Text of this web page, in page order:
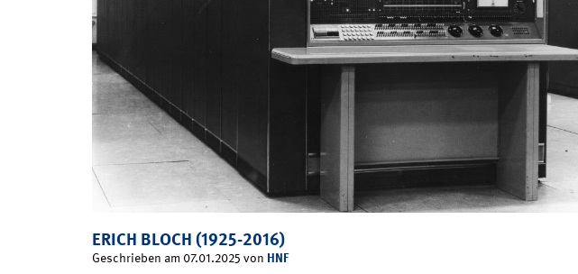
ERICH BLOCH (1925-2016)
Geschrieben am 07.01.2025 von HNF